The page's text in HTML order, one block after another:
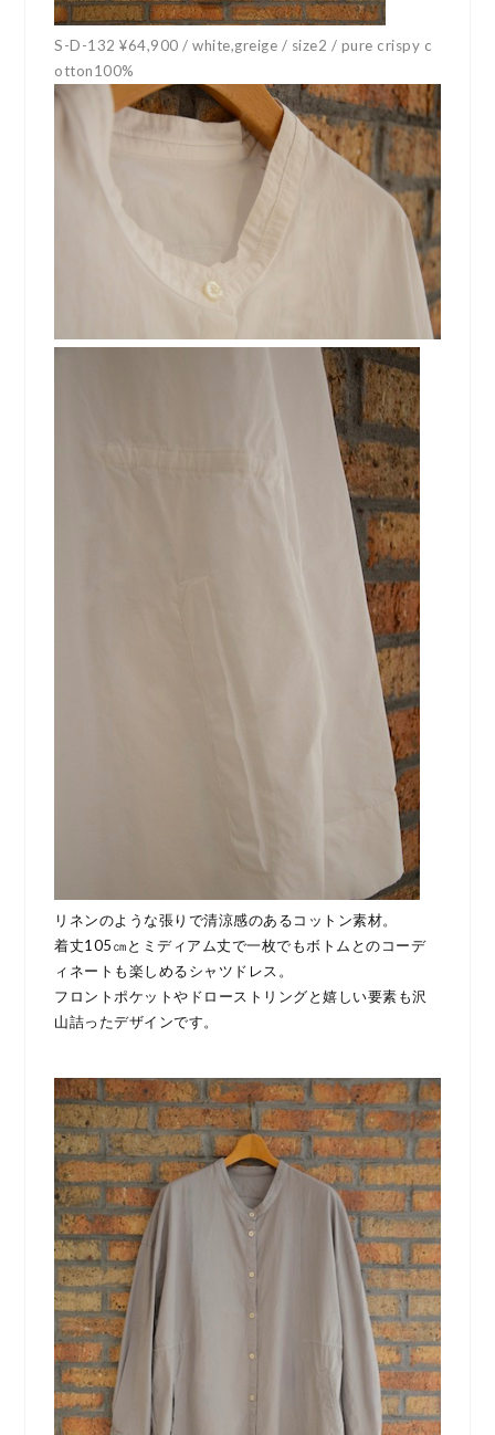
S-D-132 ¥64,900 / white,greige / size2 / pure crispy c
otton100%
リネンのような張りで清涼感のあるコットン素材。
着丈105㎝とミディアム丈で一枚でもボトムとのコーデ
ィネートも楽しめるシャツドレス。
フロントポケットやドローストリングと嬉しい要素も沢
山詰ったデザインです。